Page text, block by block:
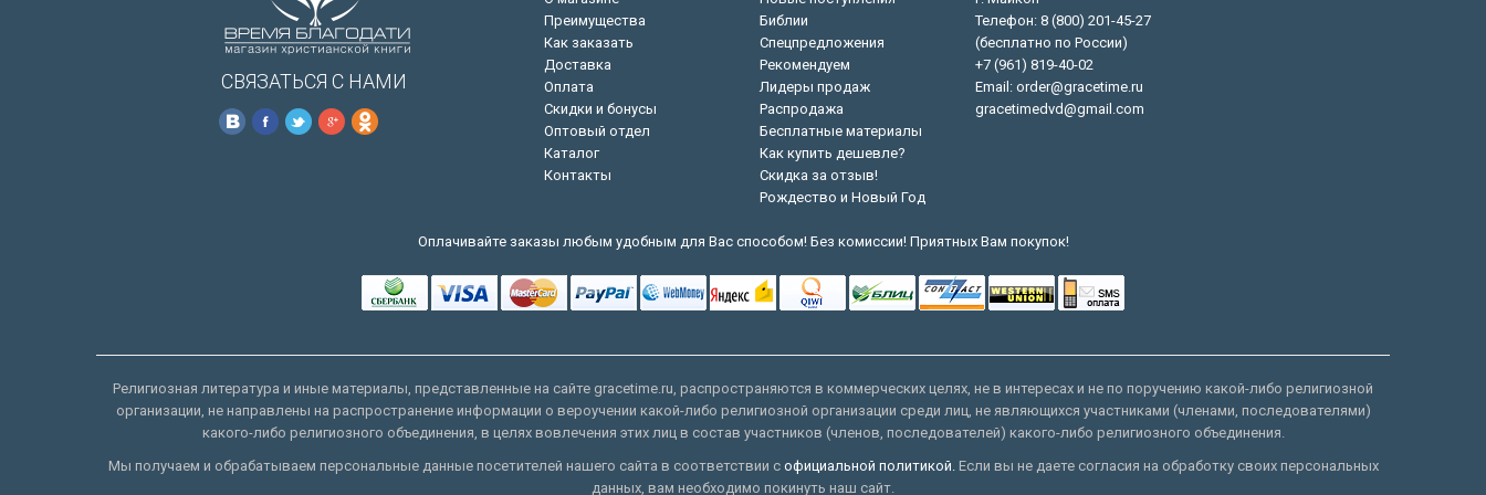
СВЯЗАТЬСЯ С НАМИ
Преимущества
Как заказать
Доставка
Оплата
Скидки и бонусы
Оптовый отдел
Каталог
Контакты
Библии
Спецпредложения
Рекомендуем
Лидеры продаж
Распродажа
Бесплатные материалы
Как купить дешевле?
Скидка за отзыв!
Рождество и Новый Год
Телефон: 8 (800) 201-45-27
(бесплатно по России)
+7 (961) 819-40-02
Email: order@gracetime.ru
gracetimedvd@gmail.com
Оплачивайте заказы любым удобным для Вас способом! Без комиссии! Приятных Вам покупок!
Религиозная литература и иные материалы, представленные на сайте gracetime.ru, распространяются в коммерческих целях, не в интересах и не по поручению какой-либо религиозной
организации, не направлены на распространение информации о вероучении какой-либо религиозной организации среди лиц, не являющихся участниками (членами, последователями)
какого-либо религиозного объединения, в целях вовлечения этих лиц в состав участников (членов, последователей) какого-либо религиозного объединения.
Мы получаем и обрабатываем персональные данные посетителей нашего сайта в соответствии с официальной политикой. Если вы не даете согласия на обработку своих персональных
данных, вам необходимо покинуть наш сайт.